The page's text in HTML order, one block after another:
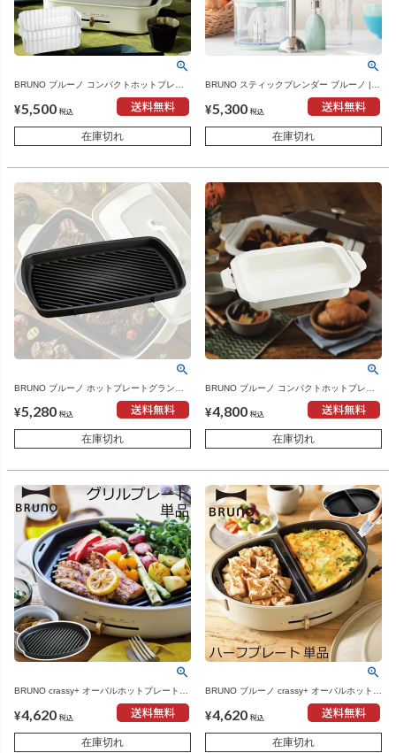
BRUNO ブルーノ コンパクトホットプレー
ト用 スチーマー | キッチン家電・ホットプ
レート
¥5,500 税込
在庫切れ
BRUNO スティックブレンダー ブルーノ |
キッチン家電・ブレンダー
¥5,300 税込
在庫切れ
BRUNO ブルーノ ホットプレートグランデ
ホットプレート
¥5,280 税込
在庫切れ
BRUNO ブルーノ コンパクトホットプレー
ホットプレート
¥4,800 税込
在庫切れ
BRUNO crassy+ オーバルホットプレート用
グリルプレート | キッチン家電・ホットプレ
ート
¥4,620 税込
在庫切れ
BRUNO ブルーノ crassy+ オーバルホットプ
レート用ハーフプレート | キッチン家電・ホ
ットプレート
¥4,620 税込
在庫切れ